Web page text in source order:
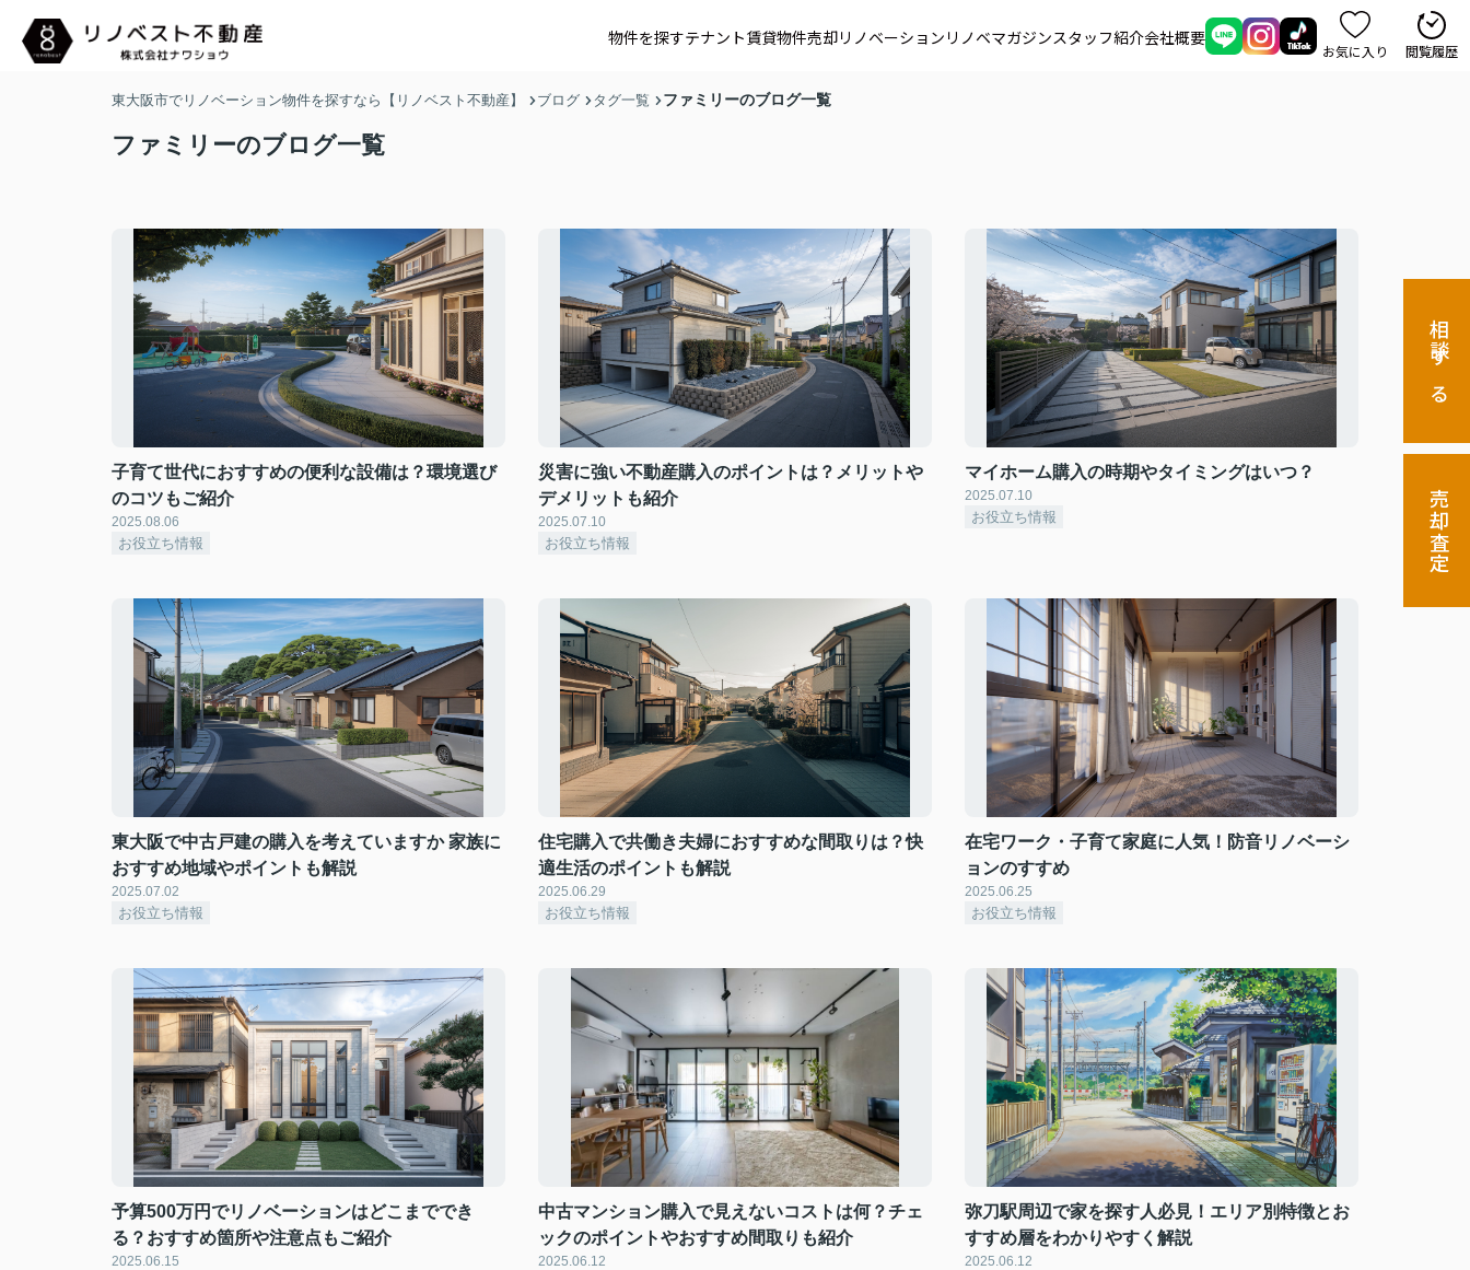
物件を探すテナント賃貸物件売却リノベーション リノベマガジンスタッフ紹介会社概要
お気に入り 閲覧履歴
相談する
売却査定
東大阪市でリノベーション物件を探すなら【リノベスト不動産】 ブログ タグ一覧 ファミリーのブログ一覧
ファミリーのブログ一覧
子育て世代におすすめの便利な設備は？環境選び
のコツもご紹介
2025.08.06
お役立ち情報
災害に強い不動産購入のポイントは？メリットや
デメリットも紹介
2025.07.10
お役立ち情報
マイホーム購入の時期やタイミングはいつ？
2025.07.10
お役立ち情報
東大阪で中古戸建の購入を考えていますか 家族に
おすすめ地域やポイントも解説
2025.07.02
お役立ち情報
住宅購入で共働き夫婦におすすめな間取りは？快
適生活のポイントも解説
2025.06.29
お役立ち情報
在宅ワーク・子育て家庭に人気！防音リノベーシ
ョンのすすめ
2025.06.25
お役立ち情報
予算500万円でリノベーションはどこまででき
る？おすすめ箇所や注意点もご紹介
2025.06.15
中古マンション購入で見えないコストは何？チェ
ックのポイントやおすすめ間取りも紹介
2025.06.12
弥刀駅周辺で家を探す人必見！エリア別特徴とお
すすめ層をわかりやすく解説
2025.06.12